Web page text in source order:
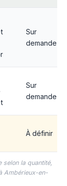
Sur
demande
Sur
demande
À définir
la quantité,
Ambérieux-en-